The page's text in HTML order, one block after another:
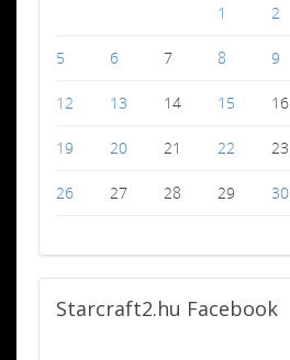
1
2
5 6 7 8 9
12 13 14 15 16
19 20 21 22 23
26 27 28 29 30
Starcraft2.hu Facebook